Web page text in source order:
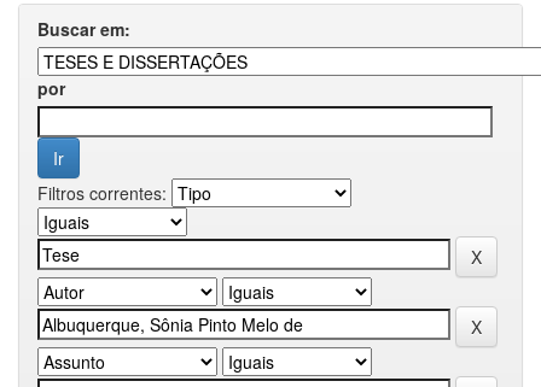
Buscar em:
por
Filtros correntes: